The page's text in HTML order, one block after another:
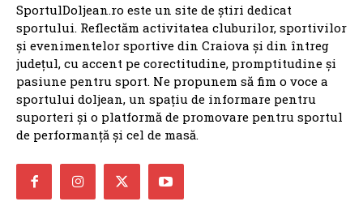
SportulDoljean.ro este un site de știri dedicat
sportului. Reflectăm activitatea cluburilor, sportivilor
și evenimentelor sportive din Craiova și din întreg
județul, cu accent pe corectitudine, promptitudine și
pasiune pentru sport. Ne propunem să fim o voce a
sportului doljean, un spațiu de informare pentru
suporteri și o platformă de promovare pentru sportul
de performanță și cel de masă.